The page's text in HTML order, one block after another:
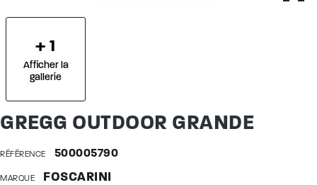
+ 1
Afficher la
gallerie
GREGG OUTDOOR GRANDE
RÉFÉRENCE 500005790
MARQUE FOSCARINI